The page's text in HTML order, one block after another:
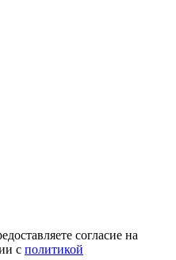
согласие на
с политикой